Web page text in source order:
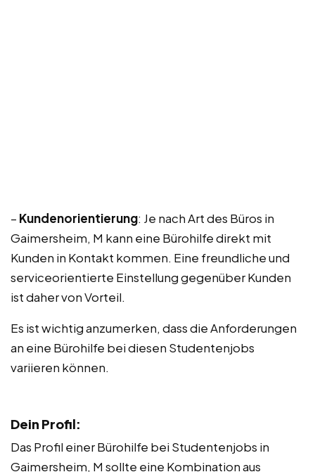
– Kundenorientierung: Je nach Art des Büros in
Gaimersheim, M kann eine Bürohilfe direkt mit
Kunden in Kontakt kommen. Eine freundliche und
serviceorientierte Einstellung gegenüber Kunden
ist daher von Vorteil.
Es ist wichtig anzumerken, dass die Anforderungen
an eine Bürohilfe bei diesen Studentenjobs
variieren können.
Dein Profil:
Das Profil einer Bürohilfe bei Studentenjobs in
Gaimersheim, M sollte eine Kombination aus